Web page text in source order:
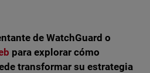
de WatchGuard o
para explorar cómo
transformar su estrategia